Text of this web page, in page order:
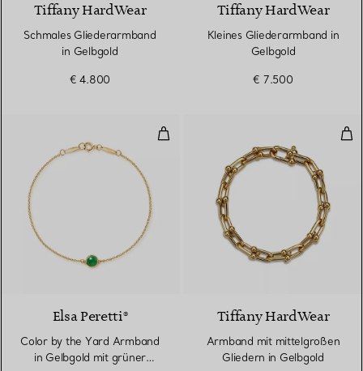
Tiffany HardWear
Schmales Gliederarmband
in Gelbgold
€ 4.800
Tiffany HardWear
Kleines Gliederarmband in
Gelbgold
€ 7.500
Color by the Yard Armband in
Elsa Peretti®
Color by the Yard Armband
in Gelbgold mit grüner
Tiffany HardWear
Armband mit mittelgroßen
Gliedern in Gelbgold